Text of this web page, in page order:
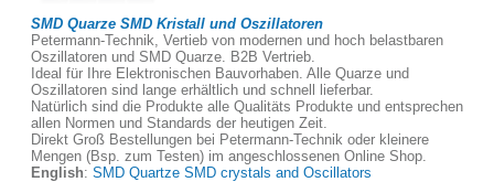
SMD Quarze SMD Kristall und Oszillatoren
Petermann-Technik, Vertieb von modernen und hoch belastbaren
Oszillatoren und SMD Quarze. B2B Vertrieb.
Ideal für Ihre Elektronischen Bauvorhaben. Alle Quarze und
Oszillatoren sind lange erhältlich und schnell lieferbar.
Natürlich sind die Produkte alle Qualitäts Produkte und entsprechen
allen Normen und Standards der heutigen Zeit.
Direkt Groß Bestellungen bei Petermann-Technik oder kleinere
Mengen (Bsp. zum Testen) im angeschlossenen Online Shop.
English: SMD Quartze SMD crystals and Oscillators